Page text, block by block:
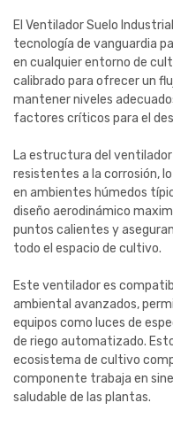
El Ventilador Suelo
tecnología de vanguardia
en cualquier entorno de
calibrado para ofrecer un
mantener niveles
factores críticos para el
La estructura del
resistentes a la corrosión,
en ambientes húmedos
diseño aerodinámico
puntos calientes y
todo el espacio de cultivo.
Este ventilador es
ambiental avanzados,
equipos como luces de
de riego automatizado.
ecosistema de cultivo
componente trabaja en
saludable de las plantas.